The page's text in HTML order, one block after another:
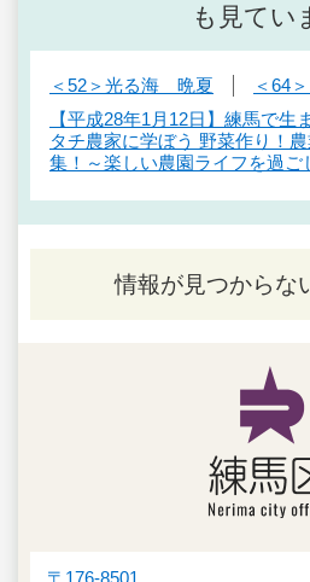
も見てい
＜52＞光る海 晩夏
＜64
【平成28年1月12日】練馬で生
タチ農家に学ぼう 野菜作り！
集！～楽しい農園ライフを過ご
情報が見つからな